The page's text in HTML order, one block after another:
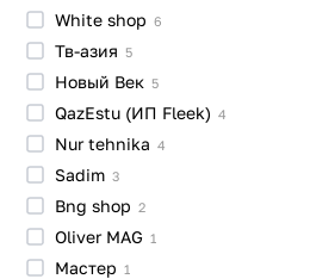
White shop 6
Тв-азия 5
Новый Век 5
QazEstu (ИП Fleek) 4
Nurtehnika 4
Sadim 3
Bng shop 2
Oliver MAG 1
Мастер 1